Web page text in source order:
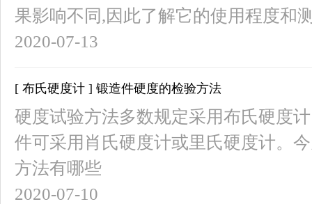
果影响不同,因此了解它的使用程度和
2020-07-13
[ 布氏硬度计 ] 锻造件硬度的检验方法
硬度试验方法多数规定采用布氏硬度
件可采用肖氏硬度计或里氏硬度计。
方法有哪些
2020-07-10